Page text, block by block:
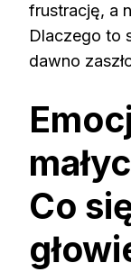
frustrację, a
Dlaczego to
dawno
Co